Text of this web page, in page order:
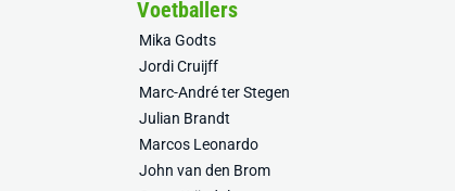
Voetballers
Mika Godts
Jordi Cruijff
Marc-André ter Stegen
Julian Brandt
Marcos Leonardo
John van den Brom